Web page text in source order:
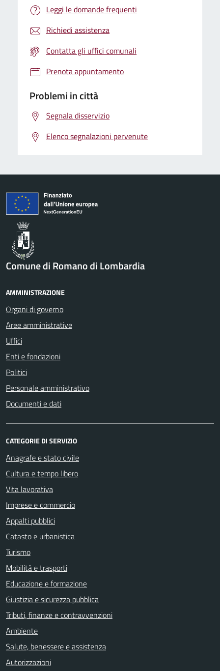
Leggi le domande frequenti
Richiedi assistenza
Contatta gli uffici comunali
Prenota appuntamento
Problemi in città
Segnala disservizio
Elenco segnalazioni pervenute
Comune di Romano di Lombardia
AMMINISTRAZIONE
Organi di governo
Aree amministrative
Uffici
Enti e fondazioni
Politici
Personale amministrativo
Documenti e dati
CATEGORIE DI SERVIZIO
Anagrafe e stato civile
Cultura e tempo libero
Vita lavorativa
Imprese e commercio
Appalti pubblici
Catasto e urbanistica
Turismo
Mobilità e trasporti
Educazione e formazione
Giustizia e sicurezza pubblica
Tributi, finanze e contravvenzioni
Ambiente
Salute, benessere e assistenza
Autorizzazioni